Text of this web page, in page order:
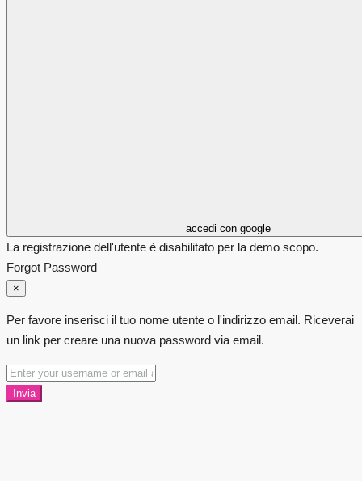
accedi con google
La registrazione dell'utente è disabilitato per la demo scopo.
Forgot Password
×
Per favore inserisci il tuo nome utente o l'indirizzo email. Riceverai
un link per creare una nuova password via email.
Invia